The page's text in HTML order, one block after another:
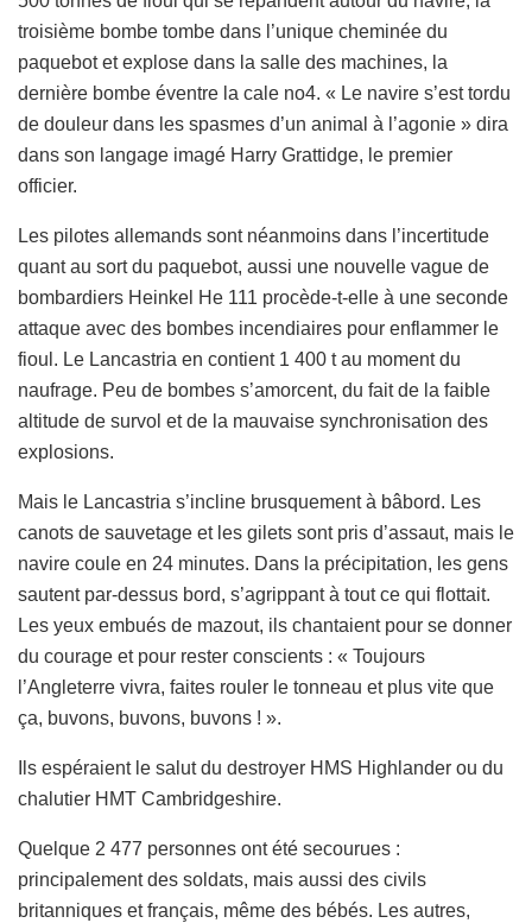
troisième bombe tombe dans l’unique cheminée du
paquebot et explose dans la salle des machines, la
dernière bombe éventre la cale no4. « Le navire s’est tordu
de douleur dans les spasmes d’un animal à l’agonie » dira
dans son langage imagé Harry Grattidge, le premier
officier.
Les pilotes allemands sont néanmoins dans l’incertitude
quant au sort du paquebot, aussi une nouvelle vague de
bombardiers Heinkel He 111 procède-t-elle à une seconde
attaque avec des bombes incendiaires pour enflammer le
fioul. Le Lancastria en contient 1 400 t au moment du
naufrage. Peu de bombes s’amorcent, du fait de la faible
altitude de survol et de la mauvaise synchronisation des
explosions.
Mais le Lancastria s’incline brusquement à bâbord. Les
canots de sauvetage et les gilets sont pris d’assaut, mais le
navire coule en 24 minutes. Dans la précipitation, les gens
sautent par-dessus bord, s’agrippant à tout ce qui flottait.
Les yeux embués de mazout, ils chantaient pour se donner
du courage et pour rester conscients : « Toujours
l’Angleterre vivra, faites rouler le tonneau et plus vite que
ça, buvons, buvons, buvons ! ».
Ils espéraient le salut du destroyer HMS Highlander ou du
chalutier HMT Cambridgeshire.
Quelque 2 477 personnes ont été secourues :
principalement des soldats, mais aussi des civils
britanniques et français, même des bébés. Les autres,